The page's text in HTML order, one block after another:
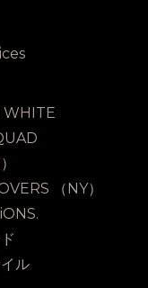
WHITE
（NY）
ル